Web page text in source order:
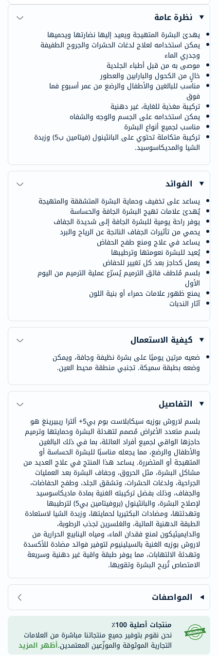
نظرة عامة
يهدئ البشرة المتهيجة ويعيد إليها نضارتها ويحميها
يمكن استخدامه لعلاج لدغات الحشرات والجروح الطفيفة
وجدري الماء
موصى به من قبل أطباء الجلدية
خالٍ من الكحول والبارابين والعطور
مناسب للبالغين والأطفال والرضع من عمر أسبوع فما
فوق
تركيبة مغذية للغاية، غير دهنية
يمكن استخدامه على الجسم والوجه والشفاه
مناسب لجميع أنواع البشرة
تركيبة متكاملة تحتوي على البانثينول (فيتامين ب5) وزبدة
الشيا والمديكاسوسيد.
الفوائد
يساعد على تخفيف وحماية البشرة المتشققة والمتهيجة
يُهدئ علامات تهيج البشرة الجافة والحساسة
يوفر راحة يومية للبشرة الجافة إلى شديدة الجفاف
يحمي من تأثيرات الجفاف الناتجة عن الرياح والبرد
يساعد في علاج ومنع طفح الحفاض
يُعيد للبشرة نعومتها وترطيبها
يعمل كحاجز بعد كل تغيير للحفاض
بلسم مُلطف فائق الترميم يُسرّع عملية الترميم من اليوم
الأول
يمنع ظهور علامات حمراء أو بنية اللون
آثار الندبات
كيفية الاستعمال
ضعيه مرتين يوميًا على بشرة نظيفة وجافة، ويمكن
وضعه بطبقة سميكة. تجنبي منطقة محيط العين.
التفاصيل
بلسم لاروش بوزيه سيكابلاست بوم بي5+ ألترا ريبيرينغ هو
بلسم متعدد الأغراض مُصمم لتهدئة البشرة وحمايتها وترميم
حاجزها الواقي لجميع أفراد العائلة، بما في ذلك البالغين
والأطفال والرضع، مما يجعله مناسبًا للبشرة الحساسة أو
المتهيجة أو المتضررة. يساعد هذا المنتج في علاج العديد من
مشاكل البشرة، مثل الحروق، وجفاف البشرة بعد العمليات
الجراحية، ولدغات الحشرات، وتشقق الجلد، وطفح الحفاضات،
والجفاف، وذلك بفضل تركيبته الغنية بمادة ماديكاسوسيد
لإصلاح البشرة، والبانثينول (بروفيتامين بي5) لترطيبها
وتهدئتها، ومضادات البكتيريا لحمايتها، وزبدة الشيا لاستعادة
الطبقة الدهنية المائية، والغلسرين لجذب الرطوبة،
والدايميثيكون لمنع فقدان الماء، ومياه الينابيع الحرارية من
لاروش بوزيه الغنية بالسيلينيوم لتوفير فوائد مضادة للأكسدة
وتهدئة الالتهابات، مما يوفر طبقة واقية غير دهنية وسريعة
الامتصاص تُريح البشرة وتقويها.
المواصفات
منتجات أصلية 100٪
نحن نقوم بتوفير جميع منتجاتنا مباشرة من العلامات
التجارية الموثوقة والموزّعين المعتمدين.أظهر المزيد